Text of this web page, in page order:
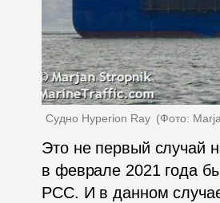
Судно Hyperion Ray (Фото:
Это не первый случай
в феврале 2021 года
PCC. И в данном